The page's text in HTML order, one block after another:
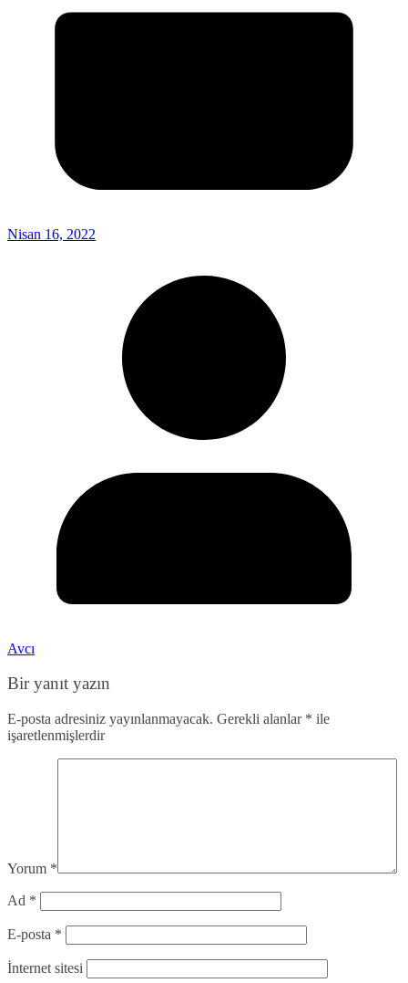
Nisan 16, 2022
Avcı
Bir yanıt yazın
E-posta adresiniz yayınlanmayacak. Gerekli alanlar * ile
işaretlenmişlerdir
Yorum *
Ad *
E-posta *
İnternet sitesi